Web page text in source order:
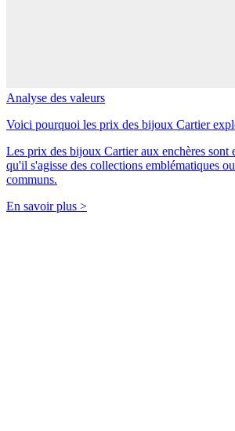
Analyse des valeurs
Voici pourquoi les prix des bijoux Cartier
Les prix des bijoux Cartier aux enchères sont
qu'il s'agisse des collections emblématiques
communs.
En savoir plus >